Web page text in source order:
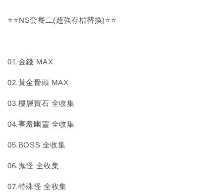
⭐⭐NS套餐二(超強存檔替換)⭐⭐
01.金錢 MAX
02.黃金骨頭 MAX
03.樓層寶石 全收集
04.害羞幽靈 全收集
05.BOSS 全收集
06.鬼怪 全收集
07.特殊怪 全收集